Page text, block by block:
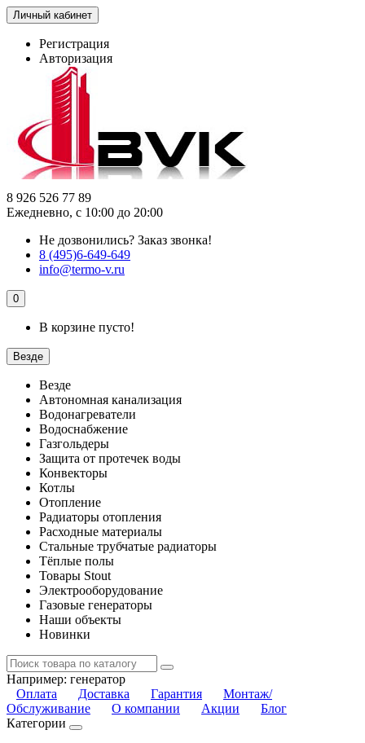
Личный кабинет
Регистрация
Авторизация
8 926 526 77 89
Ежедневно, с 10:00 до 20:00
Не дозвонились? Заказ звонка!
8 (495)6-649-649
info@termo-v.ru
0
В корзине пусто!
Везде
Везде
Автономная канализация
Водонагреватели
Водоснабжение
Газгольдеры
Защита от протечек воды
Конвекторы
Котлы
Отопление
Радиаторы отопления
Расходные материалы
Стальные трубчатые радиаторы
Тёплые полы
Товары Stout
Электрооборудование
Газовые генераторы
Наши объекты
Новинки
Например: генератор
Оплата
Доставка Гарантия
Монтаж/
Обслуживание
О компании Акции
Блог
Категории